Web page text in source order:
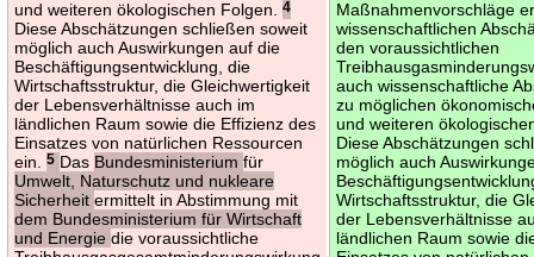
und weiteren ökologischen Folgen.4
Diese Abschätzungen schließen soweit
möglich auch Auswirkungen auf die
Beschäftigungsentwicklung, die
Wirtschaftsstruktur, die Gleichwertigkeit
der Lebensverhältnisse auch im
ländlichen Raum sowie die Effizienz des
Einsatzes von natürlichen Ressourcen
ein.5 Das Bundesministeriumfür
Umwelt, Naturschutz und nukleare
Sicherheitermittelt in Abstimmung mit
dem Bundesministerium für Wirtschaft
und Energiedie voraussichtliche
Maßnahmenvorschläge
wissenschaftlichen
den voraussichtlichen
auch wissenschaftliche
zu möglichen
und weiteren
Diese Abschätzungen
möglich auch
Wirtschaftsstruktur, die
der Lebensverhältnisse
ländlichen Raum sowie